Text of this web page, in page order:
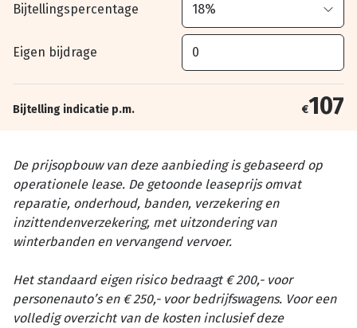
Bijtellingspercentage
Eigen bijdrage
Bijtelling indicatie p.m. €107
De prijsopbouw van deze aanbieding is gebaseerd op
operationele lease. De getoonde leaseprijs omvat
reparatie, onderhoud, banden, verzekering en
inzittendenverzekering, met uitzondering van
winterbanden en vervangend vervoer.
Het standaard eigen risico bedraagt € 200,- voor
personenauto’s en € 250,- voor bedrijfswagens. Voor een
volledig overzicht van de kosten inclusief deze